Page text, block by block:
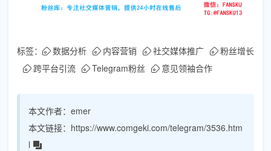
标签： 数据分析 内容营销 社交媒体推广
粉丝增长
跨平台引流
Telegram粉丝 意见领袖合作
本文作者： emer
本文链接： https://www.comgeki.com/telegram/3536.htm
l